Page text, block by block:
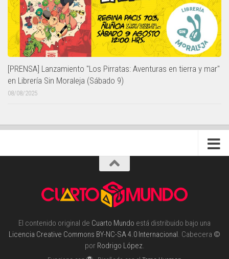
[PRENSA] Lanzamiento "Los Pirratas: Aventuras en tierra y mar"
en Librería Sin Moraleja (Sábado 9)
08/08/2025
El contenido original de Cuarto Mundo está distribuido bajo una
Licencia Creative Commons BY-NC-SA 4.0 Internacional . Cabecera ©
por Rodrigo López